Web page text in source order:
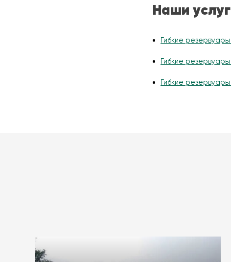
Наши
Гибкие
Гибкие
Гибкие